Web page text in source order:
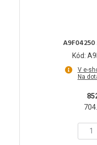
Kód:
V e-
Na